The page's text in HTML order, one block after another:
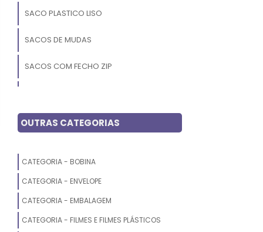
SACO PLASTICO LISO
SACOS DE MUDAS
SACOS COM FECHO ZIP
SACOS PERSONALIZADOS
SACO PARA EMBALAGEM
SACO ZIPLOCK
OUTRAS CATEGORIAS
CATEGORIA - BOBINA
CATEGORIA - ENVELOPE
CATEGORIA - EMBALAGEM
CATEGORIA - FILMES E FILMES PLÁSTICOS